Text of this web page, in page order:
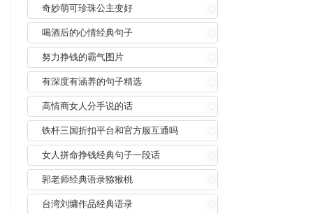
奇妙萌可珍珠公主变好
喝酒后的心情经典句子
努力挣钱的霸气图片
有深度有涵养的句子精选
高情商女人分手说的话
铁杆三国折扣平台和官方服互通吗
女人拼命挣钱经典句子一段话
郭老师经典语录猕猴桃
台湾刘墉作品经典语录